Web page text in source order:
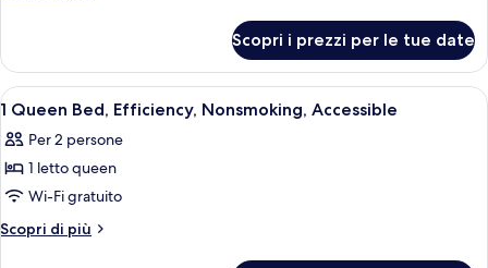
Efficiency,
Smoking,
Accessible
Queen
Bed,
Efficiency,
Accessible
Scopri i prezzi per le tue date
Apri
tutte
le
foto
per
1
Una camera d'albergo con un letto,
9
1 Queen Bed, Efficiency, Nonsmoking, Accessible
Per 2 persone
1 letto queen
Wi-Fi gratuito
Scopri di più
Altri